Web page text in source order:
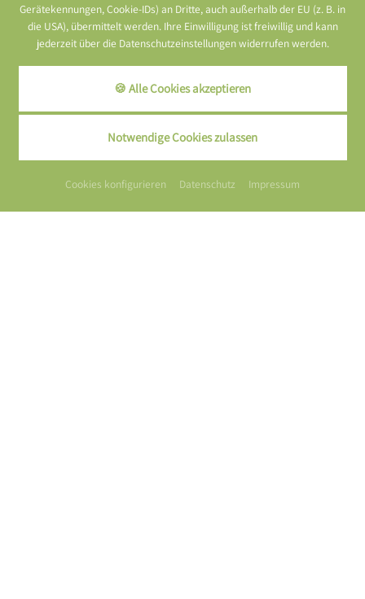
Gerätekennungen, Cookie-IDs) an Dritte, auch außerhalb der EU (z. B. in
die USA), übermittelt werden. Ihre Einwilligung ist freiwillig und kann
jederzeit über die Datenschutzeinstellungen widerrufen werden.
🍪 Alle Cookies akzeptieren
Notwendige Cookies zulassen
Cookies konfigurieren Datenschutz Impressum